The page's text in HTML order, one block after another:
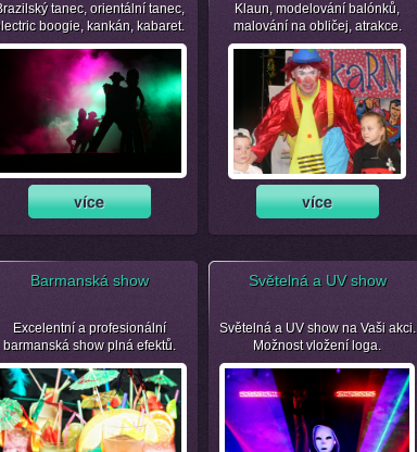
tanec, orientální tanec,
boogie, kankán, kabaret.
Klaun, modelování balónků,
malování na obličej, atrakce.
Barmanská show
Excelentní a profesionální
barmanská show plná efektů.
Světelná a UV show
Světelná a UV show na Vaši akci.
Možnost vložení loga.